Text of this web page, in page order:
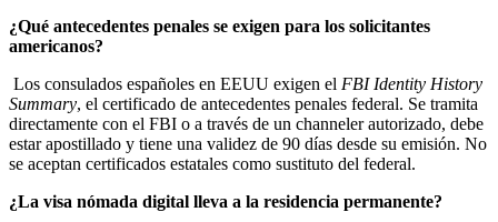
¿Qué antecedentes penales se exigen para los solicitantes
americanos?
Los consulados españoles en EEUU exigen el FBI Identity History
Summary, el certificado de antecedentes penales federal. Se tramita
directamente con el FBI o a través de un channeler autorizado, debe
estar apostillado y tiene una validez de 90 días desde su emisión. No
se aceptan certificados estatales como sustituto del federal.
¿La visa nómada digital lleva a la residencia permanente?